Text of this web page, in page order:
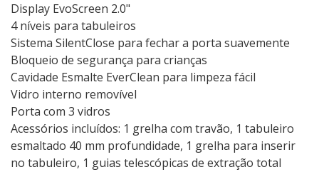
Display EvoScreen 2.0"
4 níveis para tabuleiros
Sistema SilentClose para fechar a porta suavemente
Bloqueio de segurança para crianças
Cavidade Esmalte EverClean para limpeza fácil
Vidro interno removível
Porta com 3 vidros
Acessórios incluídos: 1 grelha com travão, 1 tabuleiro
esmaltado 40 mm profundidade, 1 grelha para inserir
no tabuleiro, 1 guias telescópicas de extração total